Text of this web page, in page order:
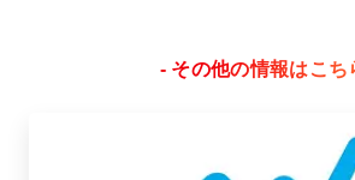
- その他の情報はこち